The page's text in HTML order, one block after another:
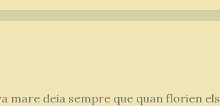
mare deia sempre que quan florien els